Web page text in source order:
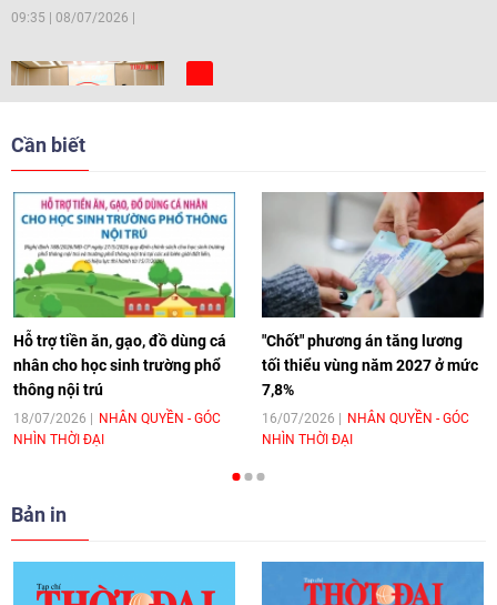
09:35 08/07/2026
[Video] Trẻ em Đông Á cùng kiến tạo
[Video] Âm nhạc flamenco gắn kết văn
hoá Việt Nam - Tây Ban Nha
11:10 17/06/2026
[Video] Trao tặng Kỷ niệm chương "Vì
hòa bình, hữu nghị giữa các dân tộc"
cho Đại sứ Hungary tại Việt Nam
[Video] Nhân dân Việt Nam luôn trân
trọng tình cảm của nước Nga
Cần biết
Hỗ trợ tiền ăn, gạo, đồ dùng cá
nhân cho học sinh trường phổ
thông nội trú
18/07/2026
NHÂN QUYỀN - GÓC
NHÌN THỜI ĐẠI
"Chốt" phương án tăng lương
tối thiểu vùng năm 2027 ở mức
7,8%
16/07/2026
NHÂN QUYỀN - GÓC
NHÌN THỜI ĐẠI
Bản in